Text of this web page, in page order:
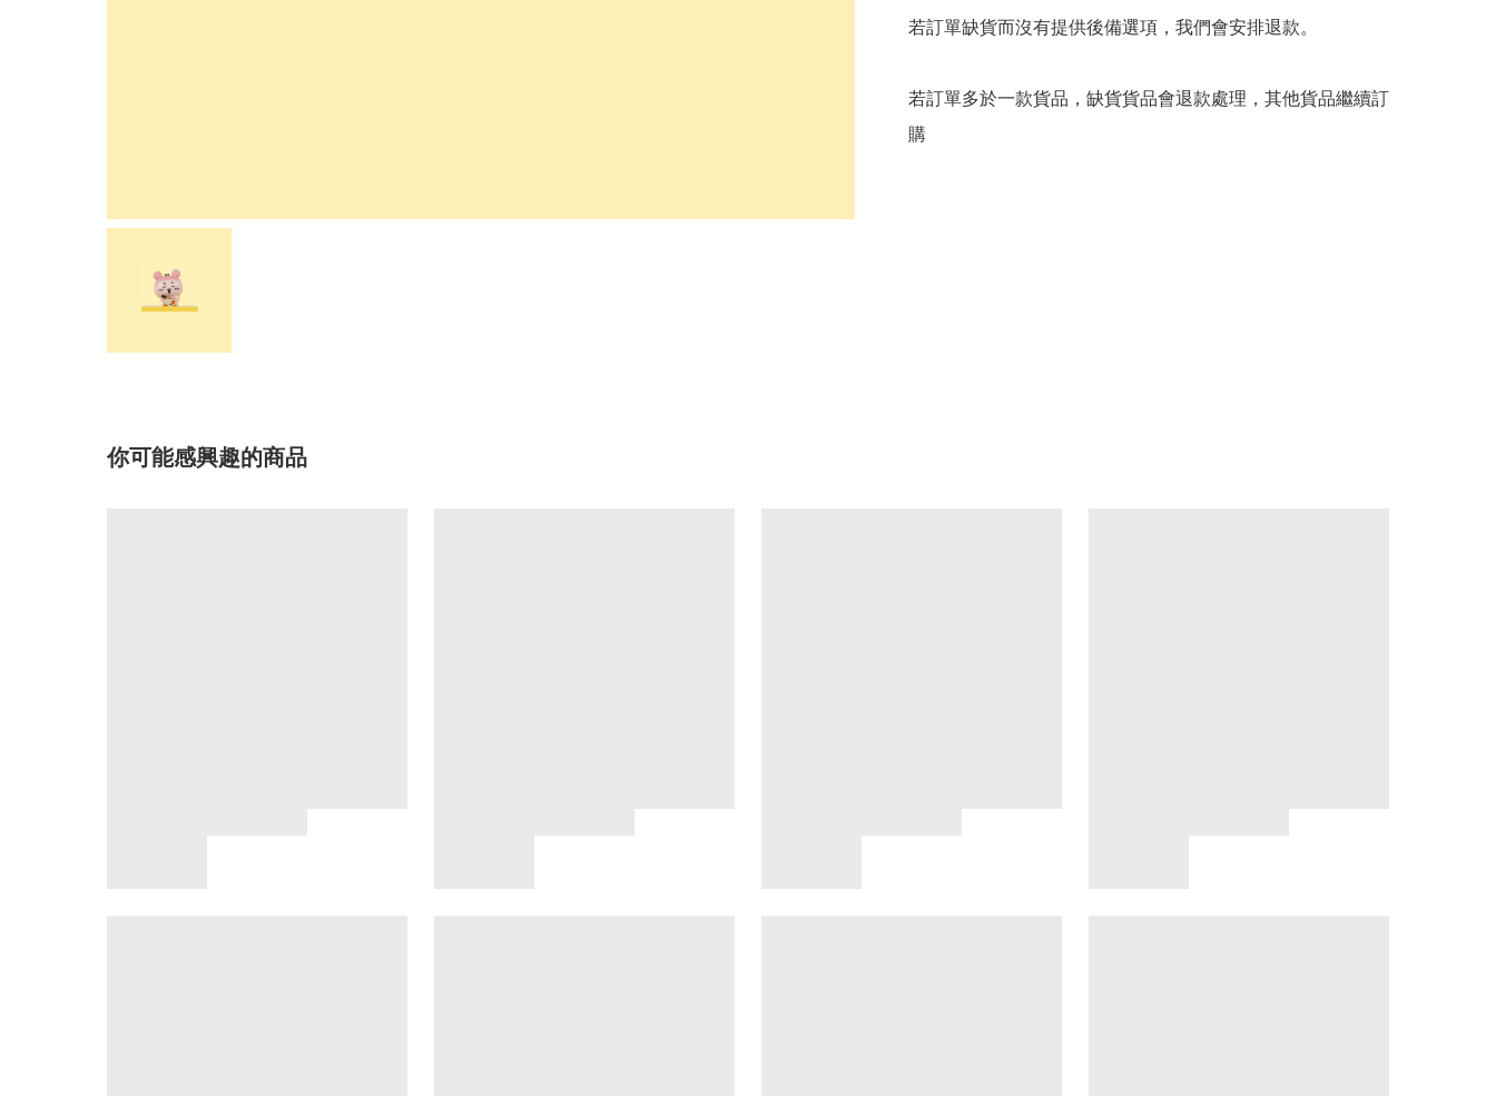
若訂單缺貨而沒有提供後備選項，我們會安排退款。
若訂單多於一款貨品，缺貨貨品會退款處理，其他貨品繼續訂
你可能感興趣的商品